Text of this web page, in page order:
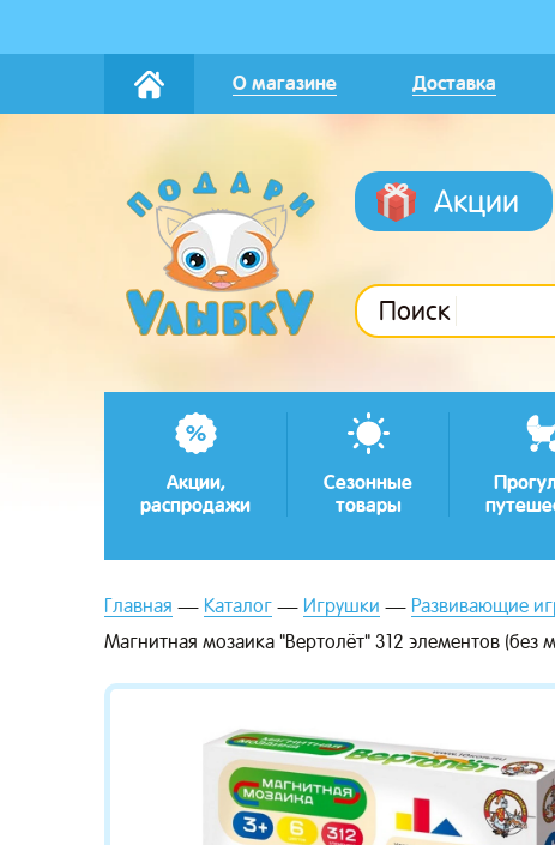
О магазине Доставка
Акции
Поиск
Акции,
распродажи
Сезонные
товары
Главная Каталог Игрушки Развивающие
Магнитная мозаика "Вертолёт" 312 элементов (без